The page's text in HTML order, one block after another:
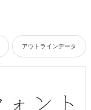
アウトラインデータ